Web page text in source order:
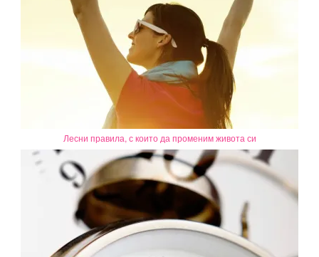
Лесни правила, с които да променим живота си